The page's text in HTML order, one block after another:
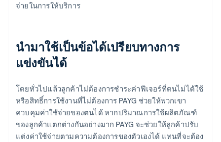
จ่ายในการให้บริการ
นำมาใช้เป็นข้อได้เปรียบทางการ
แข่งขันได้
โดยทั่วไปแล้วลูกค้าไม่ต้องการชําระค่าฟีเจอร์ที่ตนไม่ได้ใช้
หรือสิทธิ์การใช้งานที่ไม่ต้องการ PAYG ช่วยให้พวกเขา
ควบคุมค่าใช้จ่ายของตนได้ หากปริมาณการใช้ผลิตภัณฑ์
ของลูกค้าแตกต่างกันอย่างมาก PAYG จะช่วยให้ลูกค้าปรับ
แต่งค่าใช้จ่ายตามความต้องการของตัวเองได้ แทนที่จะต้อง